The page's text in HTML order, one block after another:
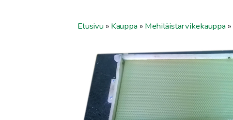
Etusivu » Kauppa » Mehiläistarvikekauppa »